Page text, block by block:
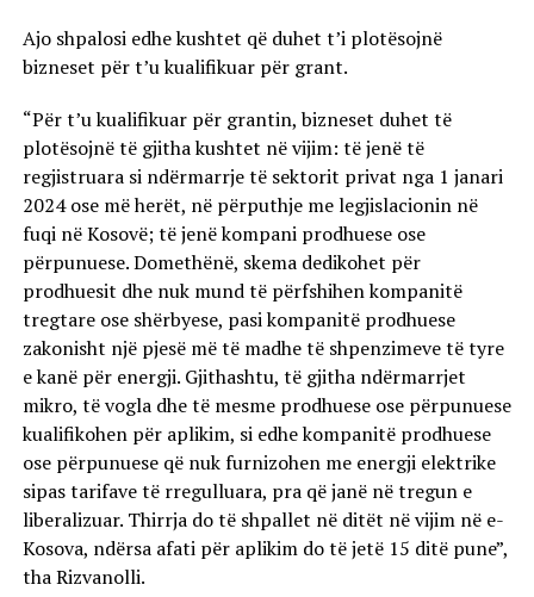
Ajo shpalosi edhe kushtet që duhet t’i plotësojnë
bizneset për t’u kualifikuar për grant.
“Për t’u kualifikuar për grantin, bizneset duhet të
plotësojnë të gjitha kushtet në vijim: të jenë të
regjistruara si ndërmarrje të sektorit privat nga 1 janari
2024 ose më herët, në përputhje me legjislacionin në
fuqi në Kosovë; të jenë kompani prodhuese ose
përpunuese. Domethënë, skema dedikohet për
prodhuesit dhe nuk mund të përfshihen kompanitë
tregtare ose shërbyese, pasi kompanitë prodhuese
zakonisht një pjesë më të madhe të shpenzimeve të tyre
e kanë për energji. Gjithashtu, të gjitha ndërmarrjet
mikro, të vogla dhe të mesme prodhuese ose përpunuese
kualifikohen për aplikim, si edhe kompanitë prodhuese
ose përpunuese që nuk furnizohen me energji elektrike
sipas tarifave të rregulluara, pra që janë në tregun e
liberalizuar. Thirrja do të shpallet në ditët në vijim në e-
Kosova, ndërsa afati për aplikim do të jetë 15 ditë pune”,
tha Rizvanolli.